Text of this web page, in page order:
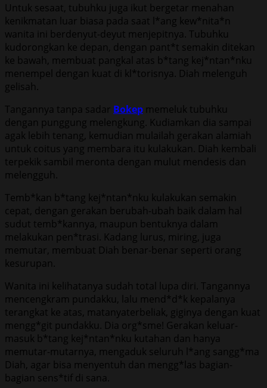
Untuk sesaat, tubuhku juga ikut bergetar menahan
kenikmatan luar biasa pada saat l*ang kew*nita*n
wanita ini berdenyut-deyut menjepitnya. Tubuhku
kudorongkan ke depan, dengan pant*t semakin ditekan
ke bawah, membuat pangkal atas b*tang kej*ntan*nku
menempel dengan kuat di kl*torisnya. Diah melenguh
gelisah.
Tangannya tanpa sadar Bokep memeluk tubuhku
dengan punggung melengkung. Kudiamkan dia sampai
agak lebih tenang, kemudian mulailah gerakan alamiah
untuk coitus yang membara itu kulakukan. Diah kembali
terpekik sambil meronta dengan mulut mendesis dan
melengguh.
Temb*kan b*tang kej*ntan*nku kulakukan semakin
cepat, dengan gerakan berubah-ubah baik dalam hal
sudut temb*kannya, maupun bentuknya dalam
melakukan pen*trasi. Kadang lurus, miring, juga
memutar, membuat Diah benar-benar seperti orang
kesurupan.
Wanita ini kelihatanya sudah total lupa diri. Tangannya
mencengkram pundakku, lalu mend*d*k kepalanya
terangkat ke atas, matanyaterbeliak, giginya dengan kuat
mengg*git pundakku. Dia org*sme! Gerakan keluar-
masuk b*tang kej*ntan*nku kutahan dan hanya
memutar-mutarnya, mengaduk seluruh l*ang sangg*ma
Diah, agar bisa menyentuh dan mengg*las bagian-
bagian sens*tif di sana.